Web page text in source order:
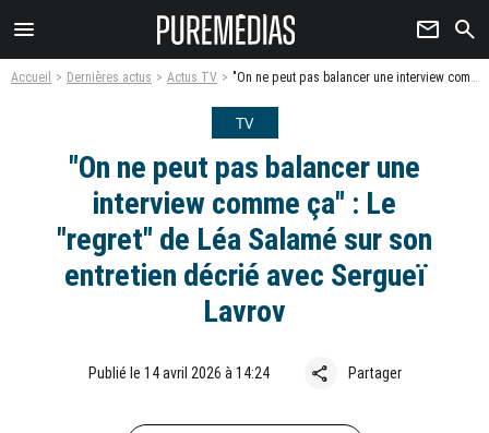
menu newsletter search
Accueil Dernières actus Actus TV "On ne peut pas balancer une interview comme ça" : Le "regret" de Léa Salamé sur son entretien décrié avec Sergueï Lavrov
TV
"On ne peut pas balancer une
interview comme ça" : Le
"regret" de Léa Salamé sur son
entretien décrié avec Sergueï
Lavrov
Publié le 14 avril 2026 à 14:24 share Partager